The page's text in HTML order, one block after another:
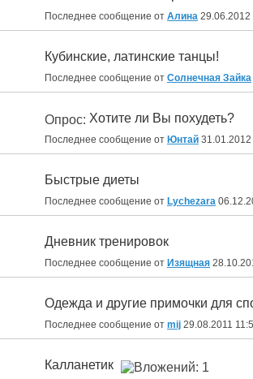
Последнее сообщение от Алина 29.06.2012
Кубинские, латинские танцы!
Последнее сообщение от Солнечная Зайка
Опрос: Хотите ли Вы похудеть?
Последнее сообщение от Юнтай 31.01.2012
Быстрые диеты
Последнее сообщение от Lychezara
Дневник тренировок
Последнее сообщение от Изящная
Одежда и другие примочки для
Последнее сообщение от mij 29.08.2011
Калланетик